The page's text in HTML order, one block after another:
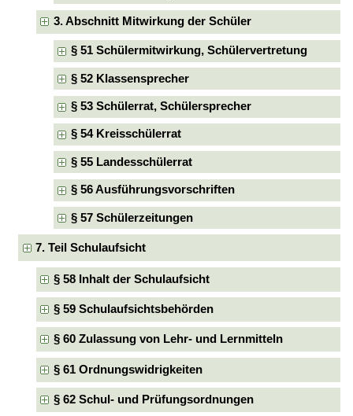
3. Abschnitt Mitwirkung der Schüler
§ 51 Schülermitwirkung, Schülervertretung
§ 52 Klassensprecher
§ 53 Schülerrat, Schülersprecher
§ 54 Kreisschülerrat
§ 55 Landesschülerrat
§ 56 Ausführungsvorschriften
§ 57 Schülerzeitungen
7. Teil Schulaufsicht
§ 58 Inhalt der Schulaufsicht
§ 59 Schulaufsichtsbehörden
§ 60 Zulassung von Lehr- und Lernmitteln
§ 61 Ordnungswidrigkeiten
§ 62 Schul- und Prüfungsordnungen